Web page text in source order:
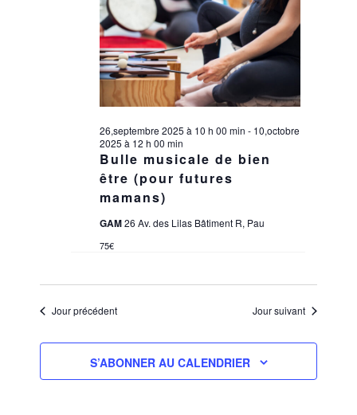
Bulle musicale de bien
être (pour futures
mamans)
26,septembre 2025 à 10 h 00 min - 10,octobre
2025 à 12 h 00 min
GAM26 Av. des Lilas Bâtiment R, Pau
75€
Jour précédent Jour suivant
S’ABONNER AU CALENDRIER